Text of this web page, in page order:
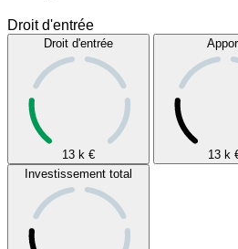
Droit d'entrée
13 k € 13 k
Investissement total